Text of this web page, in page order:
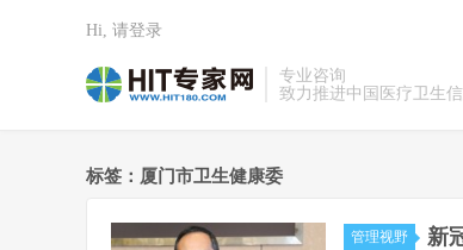
专业咨询
致力推进中国医疗卫生
Hi, 请登录
标签：厦门市卫生健康委
管理视野 新